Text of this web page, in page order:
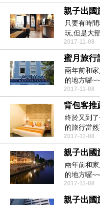
只要有時
玩,但是大
要住的旅店
2017-11-08
兩年前和
的地方囉
Ali...
2017-11-08
終於又到
的旅行當
興對吧~~所
2017-11-08
兩年前和
的地方囉
(Riv...
2017-11-08